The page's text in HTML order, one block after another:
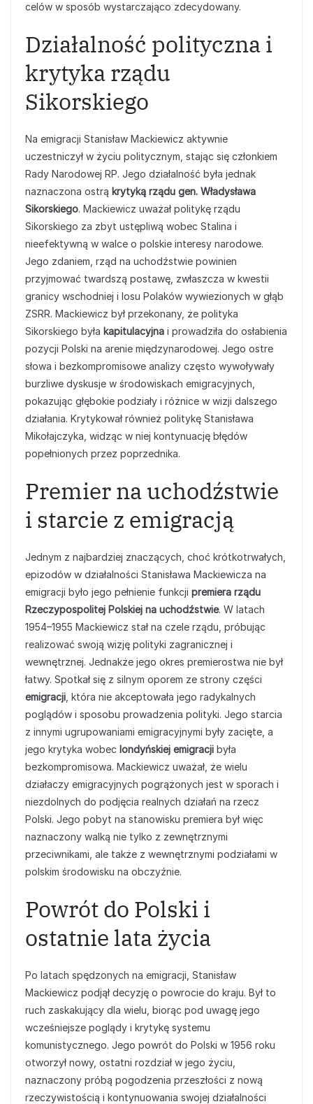
celów w sposób wystarczająco zdecydowany.
Działalność polityczna i
krytyka rządu
Sikorskiego
Na emigracji Stanisław Mackiewicz aktywnie
uczestniczył w życiu politycznym, stając się członkiem
Rady Narodowej RP. Jego działalność była jednak
naznaczona ostrą krytyką rządu gen. Władysława
Sikorskiego. Mackiewicz uważał politykę rządu
Sikorskiego za zbyt ustępliwą wobec Stalina i
nieefektywną w walce o polskie interesy narodowe.
Jego zdaniem, rząd na uchodźstwie powinien
przyjmować twardszą postawę, zwłaszcza w kwestii
granicy wschodniej i losu Polaków wywiezionych w głąb
ZSRR. Mackiewicz był przekonany, że polityka
Sikorskiego była kapitulacyjna i prowadziła do osłabienia
pozycji Polski na arenie międzynarodowej. Jego ostre
słowa i bezkompromisowe analizy często wywoływały
burzliwe dyskusje w środowiskach emigracyjnych,
pokazując głębokie podziały i różnice w wizji dalszego
działania. Krytykował również politykę Stanisława
Mikołajczyka, widząc w niej kontynuację błędów
popełnionych przez poprzednika.
Premier na uchodźstwie
i starcie z emigracją
Jednym z najbardziej znaczących, choć krótkotrwałych,
epizodów w działalności Stanisława Mackiewicza na
emigracji było jego pełnienie funkcji premiera rządu
Rzeczypospolitej Polskiej na uchodźstwie. W latach
1954–1955 Mackiewicz stał na czele rządu, próbując
realizować swoją wizję polityki zagranicznej i
wewnętrznej. Jednakże jego okres premierostwa nie był
łatwy. Spotkał się z silnym oporem ze strony części
emigracji , która nie akceptowała jego radykalnych
poglądów i sposobu prowadzenia polityki. Jego starcia
z innymi ugrupowaniami emigracyjnymi były zacięte, a
jego krytyka wobec londyńskiej emigracji była
bezkompromisowa. Mackiewicz uważał, że wielu
działaczy emigracyjnych pogrążonych jest w sporach i
niezdolnych do podjęcia realnych działań na rzecz
Polski. Jego pobyt na stanowisku premiera był więc
naznaczony walką nie tylko z zewnętrznymi
przeciwnikami, ale także z wewnętrznymi podziałami w
polskim środowisku na obczyźnie.
Powrót do Polski i
ostatnie lata życia
Po latach spędzonych na emigracji, Stanisław
Mackiewicz podjął decyzję o powrocie do kraju. Był to
ruch zaskakujący dla wielu, biorąc pod uwagę jego
wcześniejsze poglądy i krytykę systemu
komunistycznego. Jego powrót do Polski w 1956 roku
otworzył nowy, ostatni rozdział w jego życiu,
naznaczony próbą pogodzenia przeszłości z nową
rzeczywistością i kontynuowania swojej działalności